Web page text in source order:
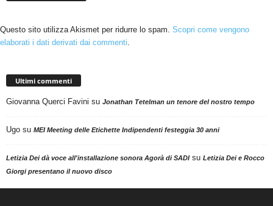
Questo sito utilizza Akismet per ridurre lo spam. Scopri come vengono
elaborati i dati derivati dai commenti.
Ultimi commenti
Giovanna Querci Favini su Jonathan Tetelman un tenore del nostro tempo
Ugo su MEI Meeting delle Etichette Indipendenti festeggia 30 anni
Letizia Dei dà voce all'installazione sonora Agorà di SADIsu Letizia Dei e Rocco
Giorgi presentano il nuovo disco